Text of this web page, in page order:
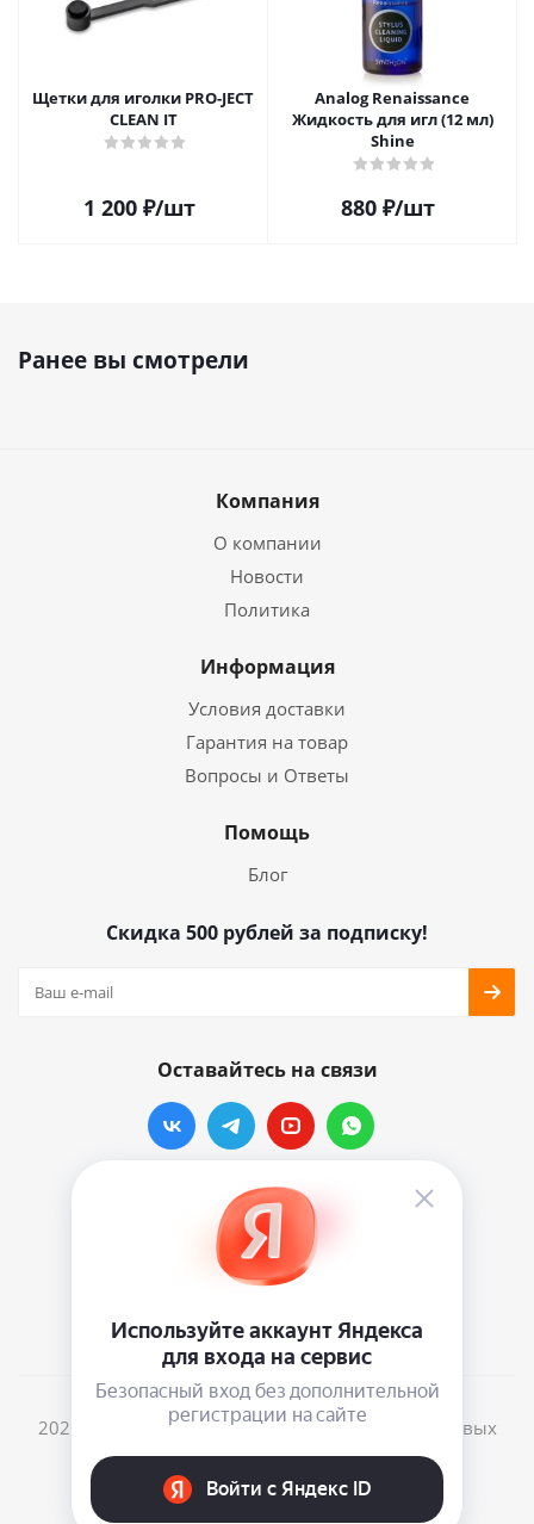
Щетки для иголки PRO-JECT
CLEAN IT
1 200₽/шт
Analog Renaissance
Жидкость для игл (12 мл)
Shine
880 ₽/шт
Ранее вы смотрели
Компания
О компании
Новости
Политика
Информация
Условия доставки
Гарантия на товар
Вопросы и Ответы
Помощь
Блог
Скидка 500 рублей за подписку!
Оставайтесь на связи
Наши контакты
info@vinylmarkt.ru
2026 © Винилмаркт - интернет-магазин виниловых
пластинок